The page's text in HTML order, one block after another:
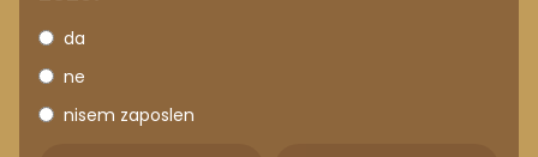
da
ne
nisem zaposlen